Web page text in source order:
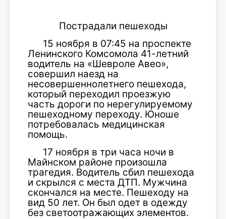
Пострадали пешеходы
15 ноября в 07:45 на проспекте
Ленинского Комсомола 41-летний
водитель на «Шевроле Авео»,
совершил наезд на
несовершеннолетнего пешехода,
который переходил проезжую
часть дороги по нерегулируемому
пешеходному переходу. Юноше
потребовалась медицинская
помощь.
17 ноября в три часа ночи в
Майнском районе произошла
трагедия. Водитель сбил пешехода
и скрылся с места ДТП. Мужчина
скончался на месте. Пешеходу на
вид 50 лет. Он был одет в одежду
без светоотражающих элементов.